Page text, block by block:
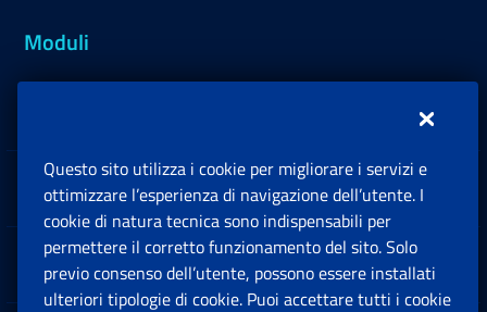
Moduli
Sedi e Contatti
Software
Questo sito utilizza i cookie per migliorare i servizi e
ottimizzare l’esperienza di navigazione dell’utente. I
cookie di natura tecnica sono indispensabili per
permettere il corretto funzionamento del sito. Solo
previo consenso dell’utente, possono essere installati
ulteriori tipologie di cookie. Puoi accettare tutti i cookie